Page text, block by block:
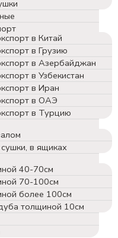
в Китай
в Грузию
в Азербайджан
в Узбекистан
в Иран
в ОАЭ
в Турцию
в ящиках
40-70см
70-100см
более 100см
толщиной 10см